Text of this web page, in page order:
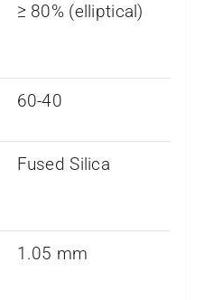
≥ 80% (elliptical)
60-40
Fused Silica
1.05 mm